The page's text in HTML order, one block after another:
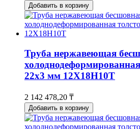
Добавить в корзину
Труба нержавеющая
22х3 мм 12Х18Н10Т
2 142 478,20 ₸
Добавить в корзину